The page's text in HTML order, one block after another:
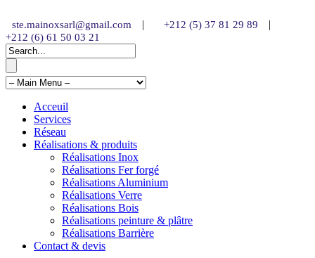
ste.mainoxsarl@gmail.com | +212 (5) 37 81 29 89 |
+212 (6) 61 50 03 21
Acceuil
Services
Réseau
Réalisations & produits
Réalisations Inox
Réalisations Fer forgé
Réalisations Aluminium
Réalisations Verre
Réalisations Bois
Réalisations peinture & plâtre
Réalisations Barrière
Contact & devis